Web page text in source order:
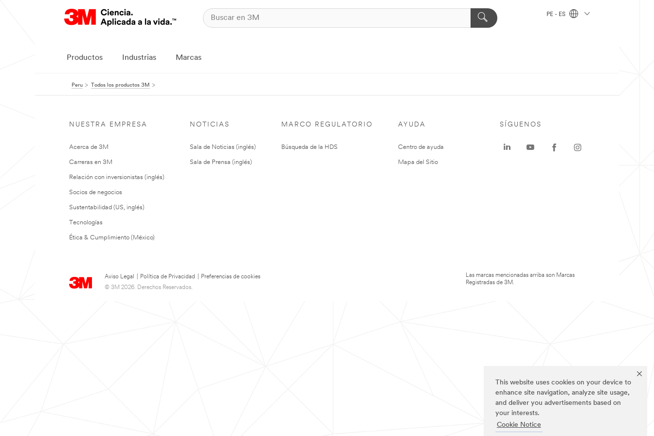
This website uses cookies on your device to
enhance site navigation, analyze site usage,
and deliver you advertisements based on
your interests.
Cookie Notice
PE - ES
Productos Industrias Marcas
Peru Todos los productos 3M
NUESTRA EMPRESA
Acerca de 3M
Carreras en 3M
Relación con inversionistas (inglés)
Socios de negocios
Sustentabilidad (US, inglés)
Tecnologías
Ética & Cumplimiento (México)
NOTICIAS
Sala de Noticias (inglés)
Sala de Prensa (inglés)
MARCO REGULATORIO
Búsqueda de la HDS
AYUDA
Centro de ayuda
Mapa del Sitio
Aviso Legal Política de Privacidad
Preferencias de cookies
© 3M 2026. Derechos Reservados.
SÍGUENOS
Las marcas mencionadas arriba son Marcas
Registradas de 3M.